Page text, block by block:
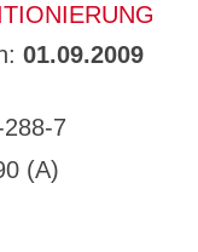
01.09.2009
7
(A)